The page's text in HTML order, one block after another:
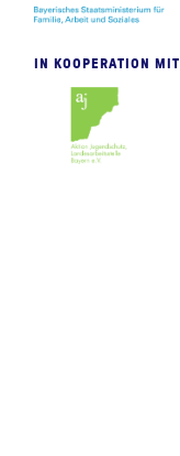
IN KOOPERATION MIT